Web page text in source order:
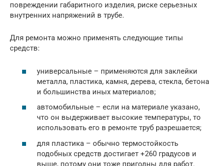
повреждении габаритного изделия, риске серьезных
внутренних напряжений в трубе.
Для ремонта можно применять следующие типы
средств:
универсальные – применяются для заклейки
металла, пластика, камня, дерева, стекла, бетона
и большинства иных материалов;
автомобильные – если на материале указано,
что он выдерживает высокие температуры, то
использовать его в ремонте труб разрешается;
для пластика – обычно термостойкость
подобных средств достигает +260 градусов и
выше, потому они тоже пригодны для работ.